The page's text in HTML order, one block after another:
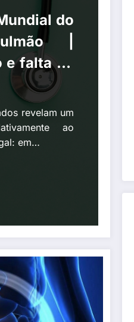
do
|
falta de
do
revelam um
ao
em…